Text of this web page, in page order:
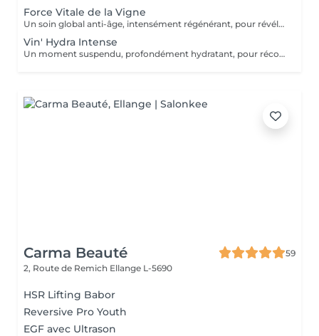
Force Vitale de la Vigne
Un soin global anti-âge, intensément régénérant, pour révéler l'éclat originel de la peau. Grâce au Complexe A2OC* - alliance exclusive du Pinot Noir et du Cassis de Bourgogne, riches en antioxydants et actifs oxygénants - ce protocole offre un véritable bain de jouvence cutané. Les traits sont lissés, les défenses naturelles renforcées, la peau plus ferme, visiblement revitalisée. Le teint rayonne comme après un été sur les coteaux. *Anti-oxydant & Oxygénant Cellulaire, innovation exclusive Vinésime.
Vin' Hydra Intense
Un moment suspendu, profondément hydratant, pour réconforter la peau et apaiser l'esprit. Ce soin mêle lissages profonds et acupressions relaxantes, afin de favoriser une détente absolue. La peau retrouve un taux d'hydratation optimal grâce à l'application d'un masque signature Vinésime, gorgé d'actifs millésimés. Le visage paraît reposé, les traits détendus, le teint éclatant de fraîcheur.
Carma Beauté
59
2, Route de Remich Ellange L-5690
HSR Lifting Babor
Reversive Pro Youth
EGF avec Ultrason